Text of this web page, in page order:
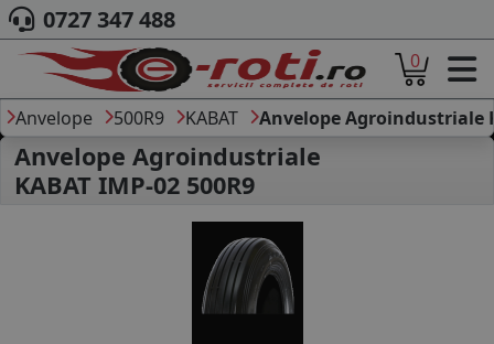
ACASA
DESPRE NOI
ANVELOPE
AUTO
CAMION
MOTO
AGROINDUSTRIALE
CAUTARE DUPA
DIMENSIUNI
0727 347 488
0
Anvelope 500R9 KABAT Anvelope Agroindustriale
Anvelope Agroindustriale
KABAT IMP-02 500R9